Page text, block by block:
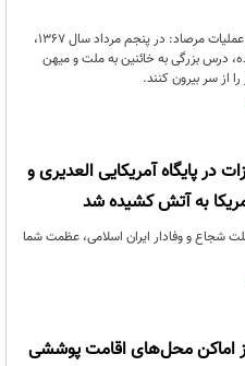
سپاه پاسداران در بیانیه‌ای به مناسبت سالروز عملیات مرصاد: در پنجم مرداد سال ۱۳۶۷،
درس بزرگی به خائنین به ملت و میهن
از سر بیرون کنند.
پایگاه آمریکایی العدیری و
به آتش کشیده شد
شجاع و وفادار ایران اسلامی، عظمت شما
تا شعاع ۵۰۰ متر از اماکن محل‌های اقامت پوششی